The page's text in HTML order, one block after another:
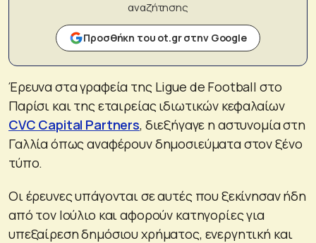
αναζήτησης
Προσθήκη του ot.gr στην Google
Έρευνα στα γραφεία της Ligue de Football στο
Παρίσι και της εταιρείας ιδιωτικών κεφαλαίων
CVC Capital Partners, διεξήγαγε η αστυνομία στη
Γαλλία όπως αναφέρουν δημοσιεύματα στον ξένο
τύπο.
Οι έρευνες υπάγονται σε αυτές που ξεκίνησαν ήδη
από τον Ιούλιο και αφορούν κατηγορίες για
υπεξαίρεση δημόσιου χρήματος, ενεργητική και